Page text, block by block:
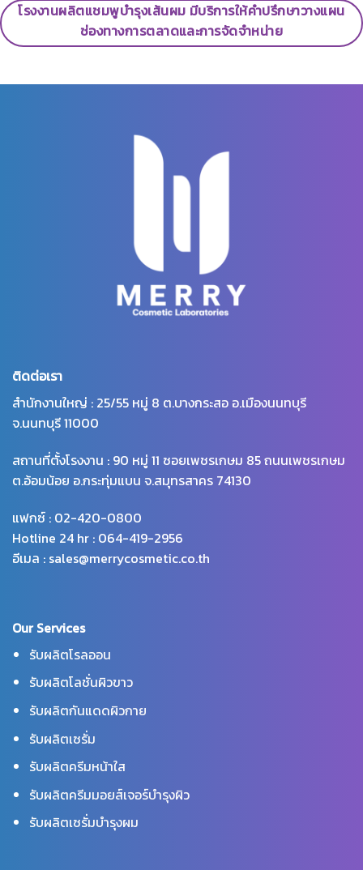
และป้องกันการชี้ฟู ทำให้ผมนุ่มลื่น คืน
สภาพเส้นผมที่เคยจัดทรงยาก ให้จัด
ทรงผมได้ง่ายมากยิ่งขึ้น ช่วยฟื้นฟู
โรงงานผลิตแชมพูบำรุงเส้นผม มีบริการให้คำปรึกษาวางแผน
ช่องทางการตลาดและการจัดจำหน่าย
ติดต่อเรา
สำนักงานใหญ่ : 25/55 หมู่ 8 ต.บางกระสอ อ.เมืองนนทบุรี
จ.นนทบุรี 11000
สถานที่ตั้งโรงงาน : 90 หมู่ 11 ซอยเพชรเกษม 85 ถนนเพชรเกษม
ต.อ้อมน้อย อ.กระทุ่มแบน จ.สมุทรสาคร 74130
แฟกซ์ : 02-420-0800
Hotline 24 hr : 064-419-2956
อีเมล : sales@merrycosmetic.co.th
Our Services
รับผลิตโรลออน
รับผลิตโลชั่นผิวขาว
รับผลิตกันแดดผิวกาย
รับผลิตเซรั่ม
รับผลิตครีมหน้าใส
รับผลิตครีมมอยส์เจอร์บำรุงผิว
รับผลิตเซรั่มบำรุงผม